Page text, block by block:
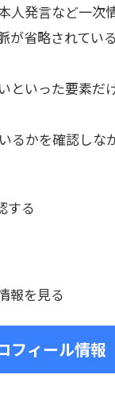
発言など一次情
が省略されてい
といった要素だ
るかを確認しな
する
報を見る
フィール情報